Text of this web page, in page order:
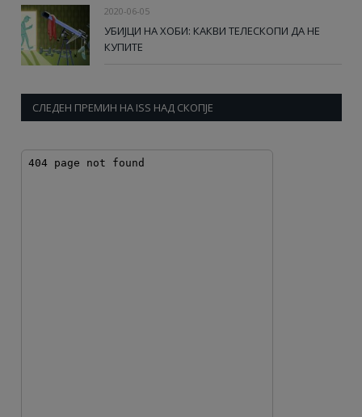
2020-06-05
УБИЈЦИ НА ХОБИ: КАКВИ ТЕЛЕСКОПИ ДА НЕ
КУПИТЕ
СЛЕДЕН ПРЕМИН НА ISS НАД СКОПЈЕ